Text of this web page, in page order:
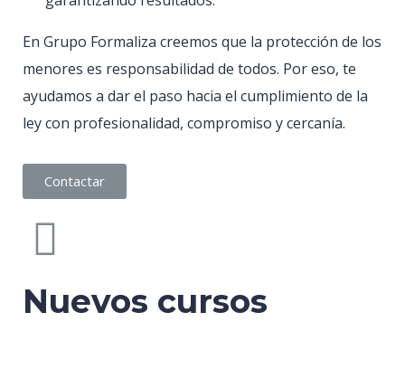
En Grupo Formaliza creemos que la protección de los
menores es responsabilidad de todos. Por eso, te
ayudamos a dar el paso hacia el cumplimiento de la
ley con profesionalidad, compromiso y cercanía.
Contactar
Nuevos cursos